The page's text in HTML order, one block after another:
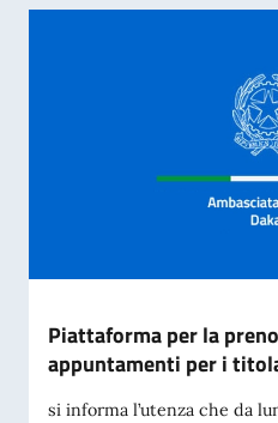
Piattaforma per la
appuntamenti per i
si informa l’utenza che da